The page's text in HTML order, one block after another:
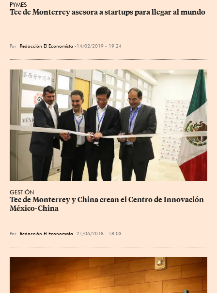
PYMES
Tec de Monterrey asesora a startups para llegar al mundo
Por Redacción El Economista 14/02/2019 - 19:24
GESTIÓN
Tec de Monterrey y China crean el Centro de Innovación
México-China
Por Redacción El Economista 21/06/2018 - 18:03